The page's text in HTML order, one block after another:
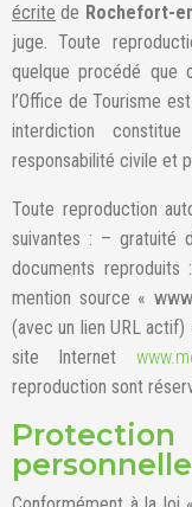
écrite de Rochefort-
juge. Toute
quelque procédé que
l’Office de Tourisme
interdiction
responsabilité civile et
Toute reproduction
suivantes : – gratuité
documents
mention source «
(avec un lien URL
site Internet
reproduction sont